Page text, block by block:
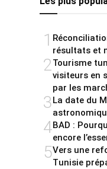
1
résultats et
2Tourisme
visiteurs en
par les
3La date du
4BAD :
encore
5Vers une
Tunisie